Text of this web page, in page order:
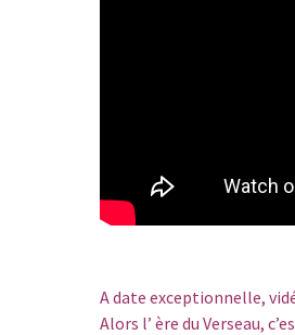
A date exceptionnelle,
Alors l’ ère du Verseau,